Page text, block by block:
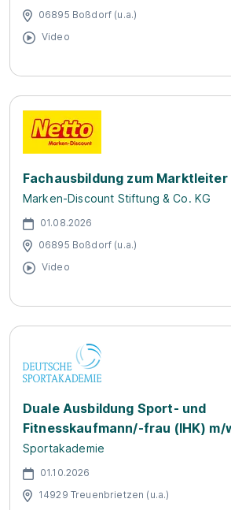
06895 Boßdorf (u.a.)
Video
Fachausbildung zum
Marken-Discount Stiftung & Co. KG
01.08.2026
06895 Boßdorf (u.a.)
Video
Duale Ausbildung Sport- und
Fitnesskaufmann/-frau (IHK) m/
Sportakademie
01.10.2026
14929 Treuenbrietzen (u.a.)